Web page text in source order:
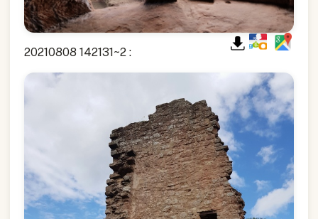
20210808 142131~2 :